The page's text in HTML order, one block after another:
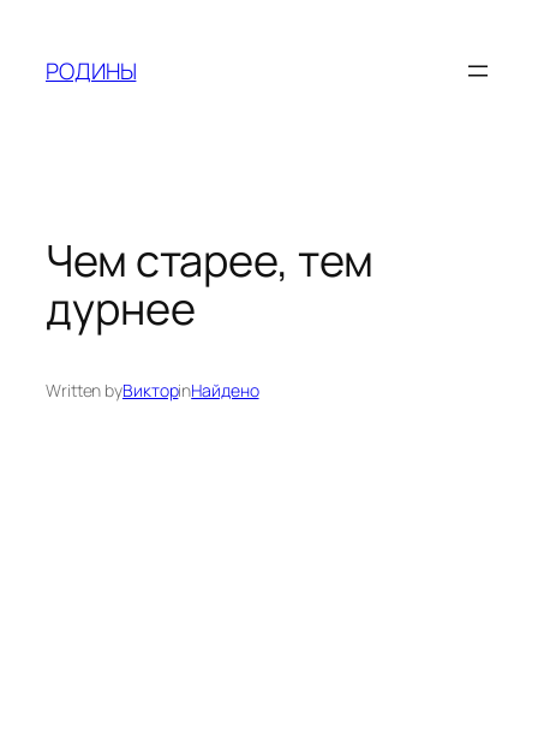
content
РОДИНЫ
Чем старее, тем
дурнее
Written byВикторinНайдено